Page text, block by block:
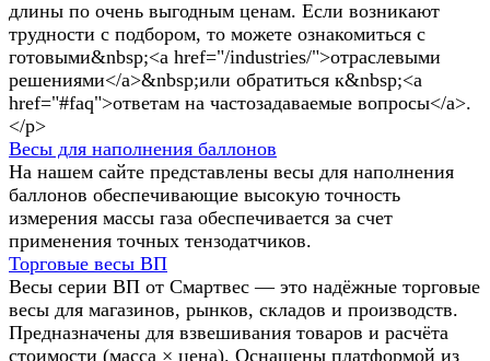
длины по очень выгодным ценам. Если возникают
трудности с подбором, то можете ознакомиться с
готовыми&nbsp;<a href="/industries/">отраслевыми
решениями</a>&nbsp;или обратиться к&nbsp;<a
href="#faq">ответам на частозадаваемые вопросы</a>.
</p>
Весы для наполнения баллонов
На нашем сайте представлены весы для наполнения
баллонов обеспечивающие высокую точность
измерения массы газа обеспечивается за счет
применения точных тензодатчиков.
Торговые весы ВП
Весы серии ВП от Смартвес — это надёжные торговые
весы для магазинов, рынков, складов и производств.
Предназначены для взвешивания товаров и расчёта
стоимости (масса × цена). Оснащены платформой из